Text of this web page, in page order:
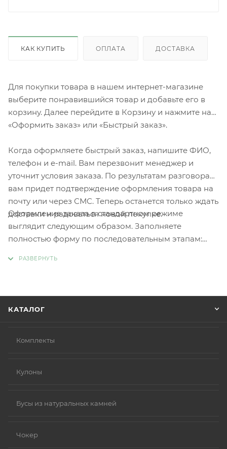
КАК КУПИТЬ ОПЛАТА ДОСТАВКА
Для покупки товара в нашем интернет-магазине
выберите понравившийся товар и добавьте его в
корзину. Далее перейдите в Корзину и нажмите на
«Оформить заказ» или «Быстрый заказ».
Когда оформляете быстрый заказ, напишите ФИО,
телефон и e-mail. Вам перезвонит менеджер и
уточнит условия заказа. По результатам разговора
вам придет подтверждение оформления товара на
почту или через СМС. Теперь останется только ждать
доставки и радоваться новой покупке.
Оформление заказа в стандартном режиме
выглядит следующим образом. Заполняете
полностью форму по последовательным этапам:
КАТАЛОГ
Комплекты
Кулоны
Бусы из натуральных камней
Чокер